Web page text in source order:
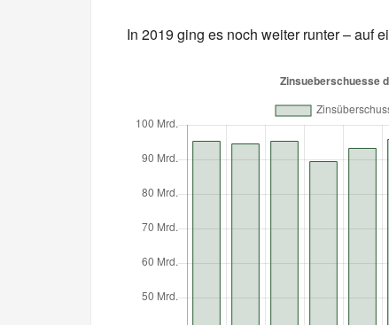
In 2019 ging es noch weiter runter – auf